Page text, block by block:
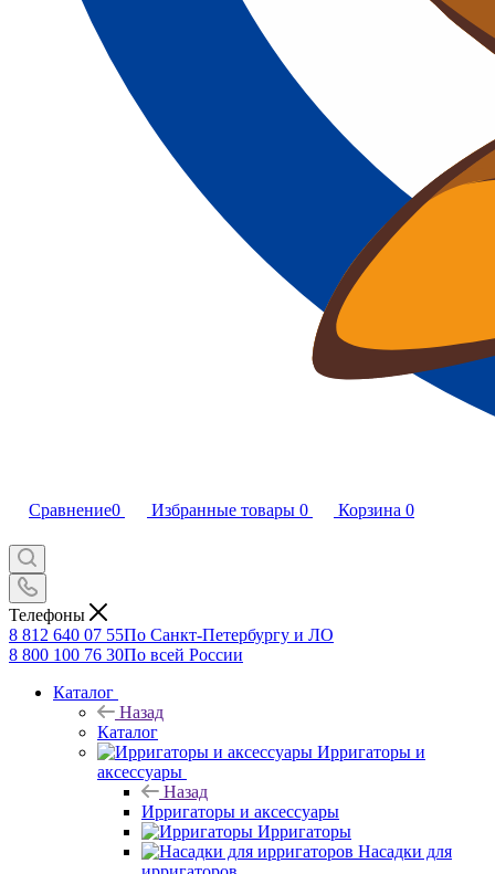
Сравнение0 Избранные товары 0 Корзина 0
Телефоны
8 812 640 07 55По Санкт-Петербургу и ЛО
8 800 100 76 30По всей России
Каталог
Назад
Каталог
Ирригаторы и
аксессуары
Назад
Ирригаторы и аксессуары
Ирригаторы
Насадки для